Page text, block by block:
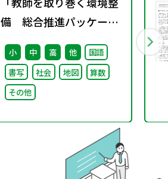
備 総合推進パッケー
ジ」取りまとめ
小 中 高 他
国語
書写
社会 地図
算数
その他